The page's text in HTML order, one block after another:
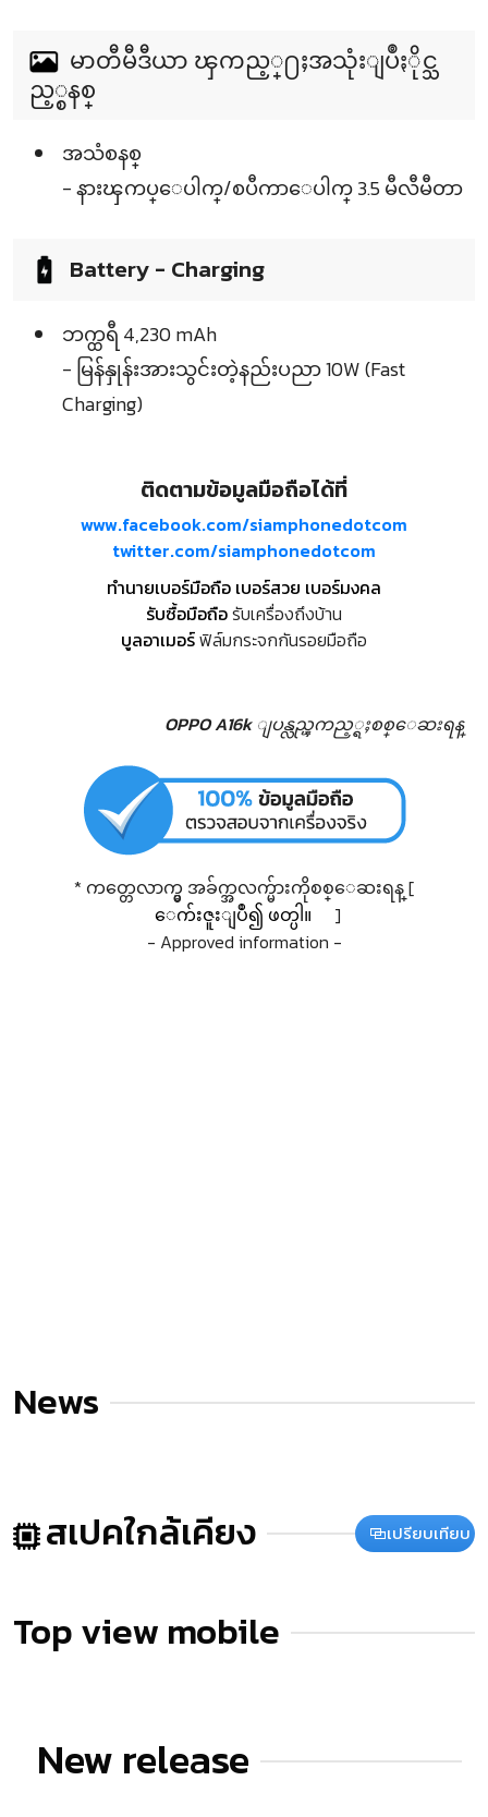
မာတီမီဒီယာ ၾကည့္႐ႈအသုံးျပဳႏိုင္သ
ည့္စနစ္
အသံစနစ္
- နားၾကပ္ေပါက္/စပီကာေပါက္ 3.5 မီလီမီတာ
Battery - Charging
ဘက္ထရီ 4,230 mAh
- မြန်နှုန်းအားသွင်းတဲ့နည်းပညာ 10W (Fast
Charging)
ติดตามข้อมูลมือถือได้ที่
www.facebook.com/siamphonedotcom
twitter.com/siamphonedotcom
ทำนายเบอร์มือถือ เบอร์สวย เบอร์มงคล
รับซื้อมือถือรับเครื่องถึงบ้าน
บูลอาเมอร์ฟิล์มกระจกกันรอยมือถือ
OPPO A16k ျပန္လည္ၾကည့္ရႈစစ္ေဆးရန္
* ကတ္တေလာက္မွ အခ်က္အလက္မ်ားကိုစစ္ေဆးရန္ [
ေက်းဇူးျပဳ၍ ဖတ္ပါ။
]
- Approved information -
News
สเปคใกล้เคียง เปรียบเทียบ
Top view mobile
New release